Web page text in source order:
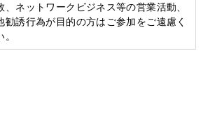
、ネットワークビジネス等の営業活動、
勧誘行為が目的の方はご参加をご遠慮く